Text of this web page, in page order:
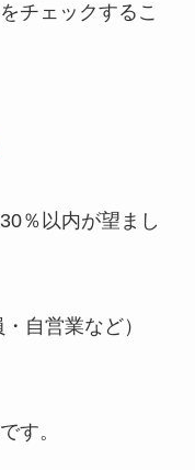
チェックするこ
％以内が望まし
自営業など）
す。